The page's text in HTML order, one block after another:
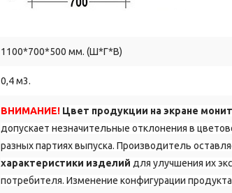
1100*700*500 мм. (Ш*Г*В)
0,4 м3.
ВНИМАНИЕ! Цвет продукции на экране
допускает незначительные отклонения в
разных партиях выпуска. Производитель
характеристики изделий для улучшения их
потребителя. Изменение конфигурации